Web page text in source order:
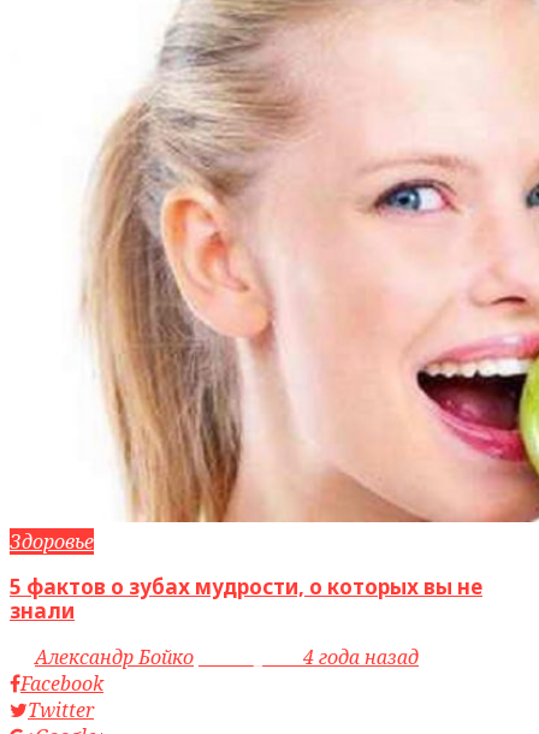
Здоровье
5 фактов о зубах мудрости, о которых вы не
знали
byАлександр Бойко
4 года назад
Facebook
Twitter